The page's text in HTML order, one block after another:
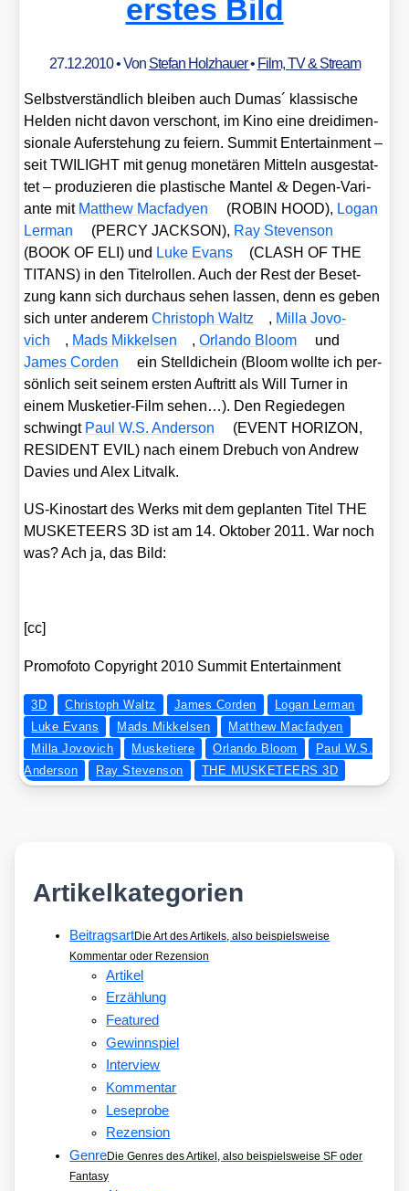
erstes Bild
27.12.2010• Von Stefan Holzhauer• Film, TV & Stream
Selbst­ver­ständ­lich blei­ben auch Dumas´ klas­si­sche
Hel­den nicht davon ver­schont, im Kino eine drei­di­men­
sio­na­le Auf­er­ste­hung zu fei­ern. Sum­mit Enter­tain­ment –
seit TWILIGHT mit genug mone­tä­ren Mit­teln aus­ge­stat­
tet – pro­du­zie­ren die plas­ti­sche Man­tel& Degen-Vari­
an­te mit Matthew Mac­fa­dy­en (ROBIN HOOD), Logan
Ler­man
(PERCY JACKSON), Ray Ste­ven­son
(BOOK OF ELI) und Luke Evans
(CLASH OF THE
TITANS) in den Titel­rol­len. Auch der Rest der Beset­
zung kann sich durch­aus sehen las­sen, denn es geben
sich unter ande­remChris­toph Waltz , Mil­la Jovo­
vich
, Mads Mik­kel­sen ,Orlan­do Bloom
und
James Cor­den
ein Stell­dich­ein (Bloom woll­te ich per­
sön­lich seit sei­nem ers­ten Auf­tritt als Will Tur­ner in
einem Mus­ke­tier-Film sehen…). Den Regie­de­gen
schwingt Paul W.S. Ander­son
(EVENT HORIZON,
RESIDENT EVIL) nach einem Dre­buch von Andrew
Davies und Alex Lit­valk.
US-Kino­start des Werks mit dem geplan­ten Titel THE
MUSKETEERS 3D ist am 14. Okto­ber 2011. War noch
was? Ach ja, das Bild:
[cc]
Pro­mo­fo­to Copy­right 2010 Sum­mit Enter­tain­ment
3D Christoph Waltz James Corden
Logan Lerman
Luke Evans
Mads Mikkelsen
Matthew Macfadyen
Milla Jovovich
Musketiere Orlando Bloom
Paul W.S.
Anderson
Ray Stevenson THE MUSKETEERS 3D
Artikelkategorien
BeitragsartDie Art des Artikels, also beispielsweise
Kommentar oder Rezension
Artikel
Erzählung
Featured
Gewinnspiel
Interview
Kommentar
Leseprobe
Rezension
GenreDie Genres des Artikel, also beispielsweise SF oder
Fantasy